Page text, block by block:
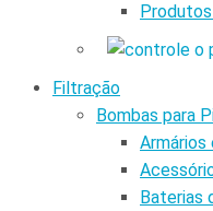
Filtração
Bombas para
Armários
Baterias